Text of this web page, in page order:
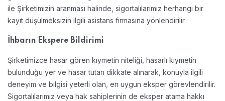
ile Şirketimizin aranması halinde, sigortalılarımız herhangi bir
kayıt düşülmeksizin ilgili asistans firmasına yönlendirilir.
İhbarın Ekspere Bildirimi
Şirketimizce hasar gören kıymetin niteliği, hasarlı kıymetin
bulunduğu yer ve hasar tutarı dikkate alınarak, konuyla ilgili
deneyim ve bilgisi yeterli olan, en uygun eksper görevlendirilir.
Sigortalılarımız veya hak sahiplerinin de eksper atama hakkı